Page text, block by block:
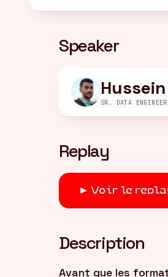
Speaker
SR. DATA ENGINEER
Replay
Voir le
Description
Avant que les